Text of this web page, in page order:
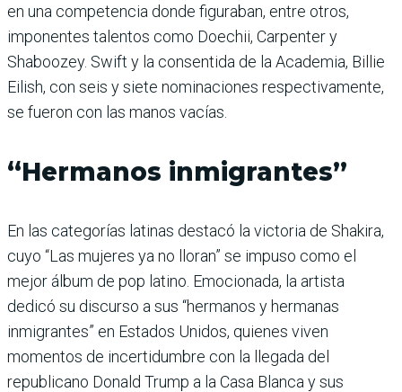
en una competencia donde figuraban, entre otros,
imponentes talentos como Doechii, Carpenter y
Shaboozey. Swift y la consentida de la Academia, Billie
Eilish, con seis y siete nominaciones respectivamente,
se fueron con las manos vacías.
“Hermanos inmigrantes”
En las categorías latinas destacó la victoria de Shakira,
cuyo “Las mujeres ya no lloran” se impuso como el
mejor álbum de pop latino. Emocionada, la artista
dedicó su discurso a sus “hermanos y hermanas
inmigrantes” en Estados Unidos, quienes viven
momentos de incertidumbre con la llegada del
republicano Donald Trump a la Casa Blanca y sus